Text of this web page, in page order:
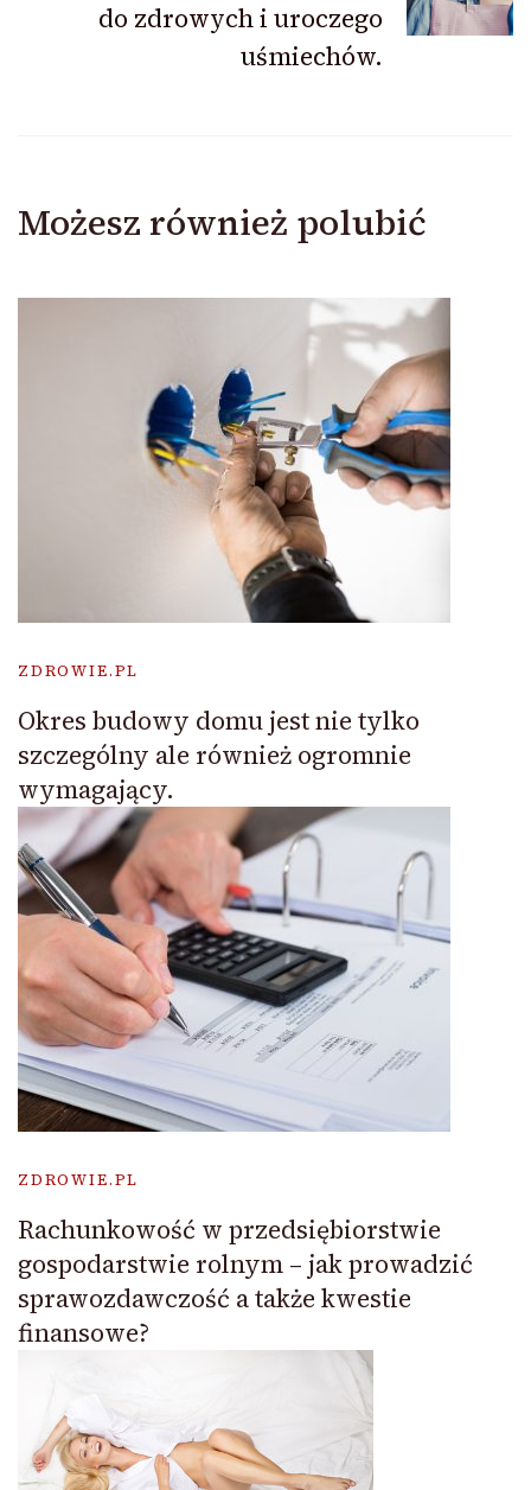
do zdrowych i uroczego
uśmiechów.
Możesz również polubić
ZDROWIE.PL
Okres budowy domu jest nie tylko
szczególny ale również ogromnie
wymagający.
ZDROWIE.PL
Rachunkowość w przedsiębiorstwie
gospodarstwie rolnym – jak prowadzić
sprawozdawczość a także kwestie
finansowe?